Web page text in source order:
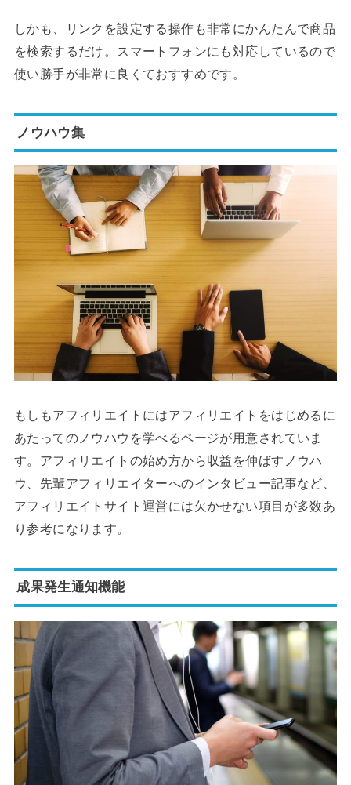
しかも、リンクを設定する操作も非常にかんたんで商品
を検索するだけ。スマートフォンにも対応しているので
使い勝手が非常に良くておすすめです。
ノウハウ集
もしもアフィリエイトにはアフィリエイトをはじめるに
あたってのノウハウを学べるページが用意されていま
す。アフィリエイトの始め方から収益を伸ばすノウハ
ウ、先輩アフィリエイターへのインタビュー記事など、
アフィリエイトサイト運営には欠かせない項目が多数あ
り参考になります。
成果発生通知機能